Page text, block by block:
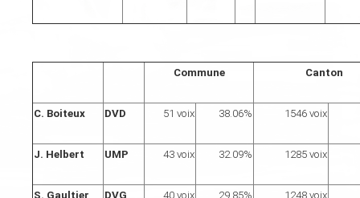
Commune Canton
C. Boiteux DVD 51 voix 38.06% 1546 voix
J. Helbert UMP 43 voix 32.09% 1285 voix
S. Gaultier DVG 40 voix 29.85% 1248 voix